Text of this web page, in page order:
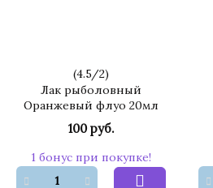
(4.5/2)
Лак рыболовный
Оранжевый флуо 20мл
100 руб.
1 бонус при покупке!